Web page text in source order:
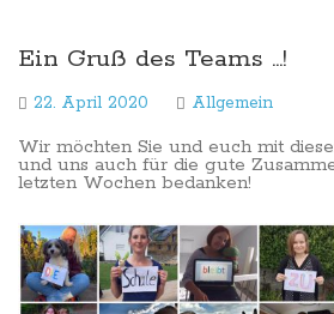
Ein Gruß des Teams …!
22. April 2020 Allgemein
Wir möchten Sie und euch mit
und uns auch für die gute
letzten Wochen bedanken!